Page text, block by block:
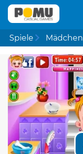
Spiele Mädchen